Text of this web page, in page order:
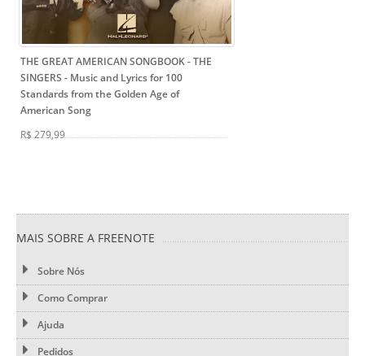
THE GREAT AMERICAN SONGBOOK - THE
SINGERS - Music and Lyrics for 100
Standards from the Golden Age of
American Song
R$ 279,99
MAIS SOBRE A FREENOTE
Sobre Nós
Como Comprar
Ajuda
Pedidos